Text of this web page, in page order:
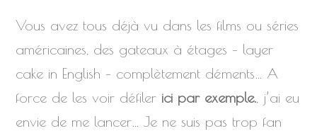
Vous avez tous déjà vu dans les films ou séries
américaines, des gateaux à étages – layer
cake in English – complètement déments… A
force de les voir défiler ici par exemple., j’ai eu
envie de me lancer… Je ne suis pas trop fan